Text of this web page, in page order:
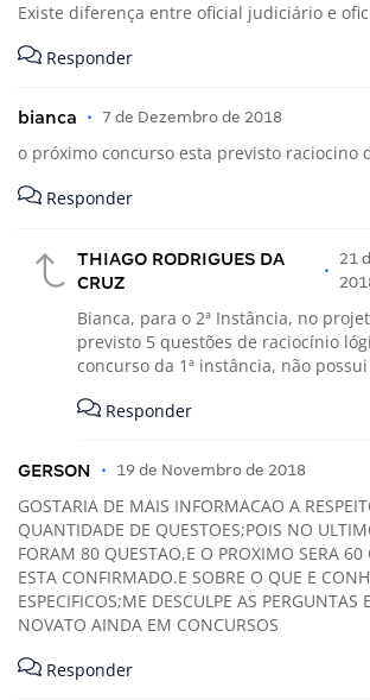
Existe diferença entre oficial judiciário e
Responder
bianca • 7 de Dezembro de 2018
o próximo concurso esta previsto raciocino
Responder
THIAGO RODRIGUES DA
CRUZ
•
21
Bianca, para o 2ª Instância, no
previsto 5 questões de raciocínio
concurso da 1ª instância, não
Responder
GERSON • 19 de Novembro de 2018
GOSTARIA DE MAIS INFORMACAO A
QUANTIDADE DE QUESTOES;POIS NO
FORAM 80 QUESTAO,E O PROXIMO SERA 60
ESTA CONFIRMADO.E SOBRE O QUE E
ESPECIFICOS;ME DESCULPE AS PERGUNTAS
NOVATO AINDA EM CONCURSOS
Responder